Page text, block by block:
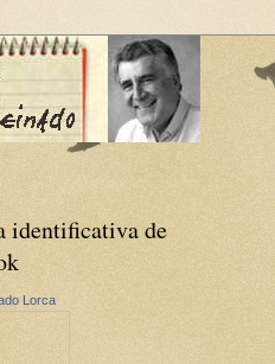
identificativa de
Lorca